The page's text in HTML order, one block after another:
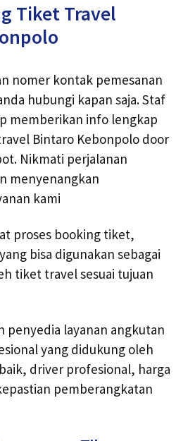
Tiket Travel
nomer kontak pemesanan
hubungi kapan saja. Staf
memberikan info lengkap
Bintaro Kebonpolo door
Nikmati perjalanan
menyenangkan
kami
proses booking tiket,
bisa digunakan sebagai
tiket travel sesuai tujuan
penyedia layanan angkutan
yang didukung oleh
driver profesional, harga
pemberangkatan